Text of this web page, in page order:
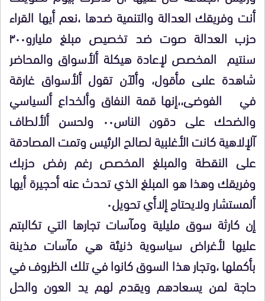
أنت وفريقك العدالة والتنمية ضدها ،نعم أيها القراء
حزب العدالة صوت ضد تخصيص مبلغ مليارو٣٠٠
سنتيم المخصص لإعادة هيكلة ألأسواق والمحاضر
شاهدة علىى مأقول، وألآن تقول ألأسواق غارقة
في الفوضى،،إنها قمة النفاق وألخداع ألسياسي
والضحك على دقون الناس٠٠ ولحسن ألألطاف
آلإلاهية كانت الأغلبية لصالح الرئيس وتمت المصادقة
على النقطة والمبلغ المخصص رغم رفض حزبك
وفريقك وهذا هو المبلغ الذي تحدث عنه أحجيرة أيها
ألمستشار ولايحتاج إلاأي تحويل٠
إن كارثة سوق مليلية ومآسات تجارها التي تكالبتم
عليها لأغراض سياسوية ذنيئة هي مآسات مذينة
بأكملها ،وتجار هذا السوق كانوا في تلك الظروف في
حاجة لمن يسعادهم ويقدم لهم يد العون والحل